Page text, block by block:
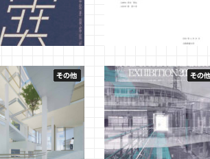
・環境デザイン学科
展 2025
月19日 管理者
築・環境デザイン学科】
2025年4月27日 管理者